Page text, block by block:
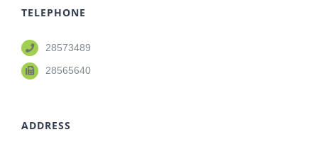
TELEPHONE
28573489
28565640
ADDRESS